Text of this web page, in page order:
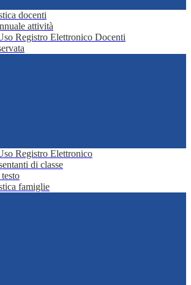
docenti
attività
Registro Elettronico Docenti
Registro Elettronico
di classe
famiglie